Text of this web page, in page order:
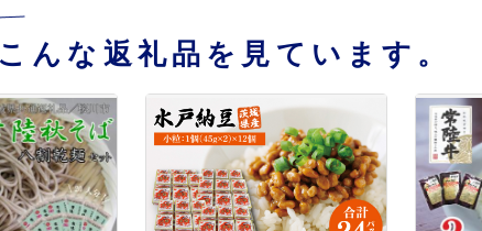
んな返礼品を見ています。